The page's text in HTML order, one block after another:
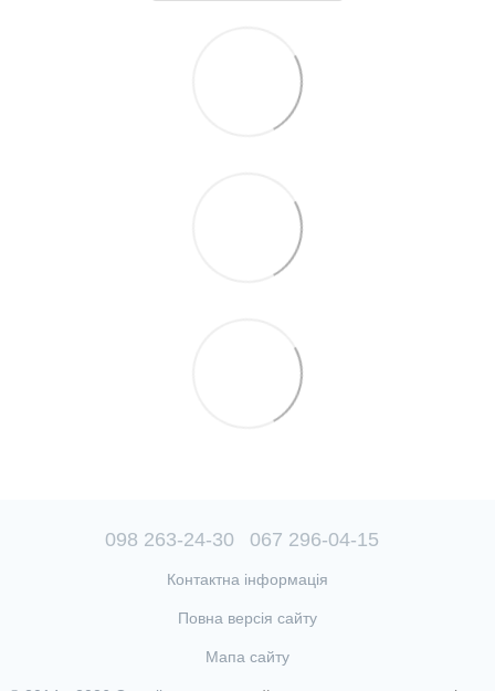
098 263-24-30 067 296-04-15
Контактна інформація
Повна версія сайту
Мапа сайту